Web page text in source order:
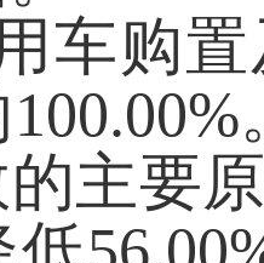
车购
100.00%
主要